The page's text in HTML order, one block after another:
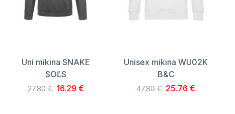
Uni mikina SNAKE
SOĽS
27.80 € 16.29 €
Unisex mikina WU02K
B&C
47.80 € 25.76 €